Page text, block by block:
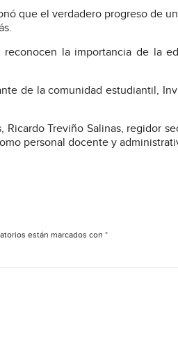
que el verdadero progreso de
la importancia de la
de la comunidad estudiantil,
Treviño Salinas, regidor
personal docente y
están marcados con *